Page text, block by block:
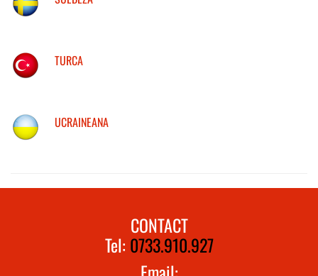
TURCA
UCRAINEANA
CONTACT
Tel: 0733.910.927